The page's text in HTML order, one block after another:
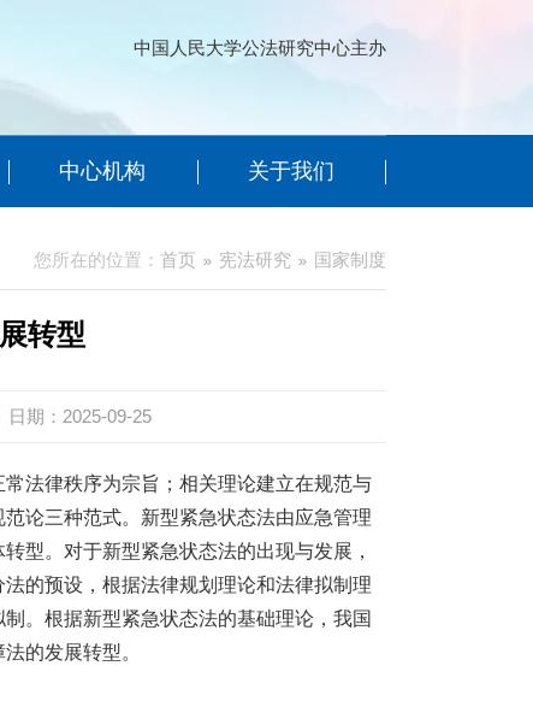
中国人民大学公法研究中心主办
中心机构 关于我们
您所在的位置： 首页 宪法研究 国家制度
转型
日期：2025-09-25
法律秩序为宗旨；相关理论建立在规范与
论三种范式。新型紧急状态法由应急管理
型。对于新型紧急状态法的出现与发展，
的预设，根据法律规划理论和法律拟制理
。根据新型紧急状态法的基础理论，我国
的发展转型。